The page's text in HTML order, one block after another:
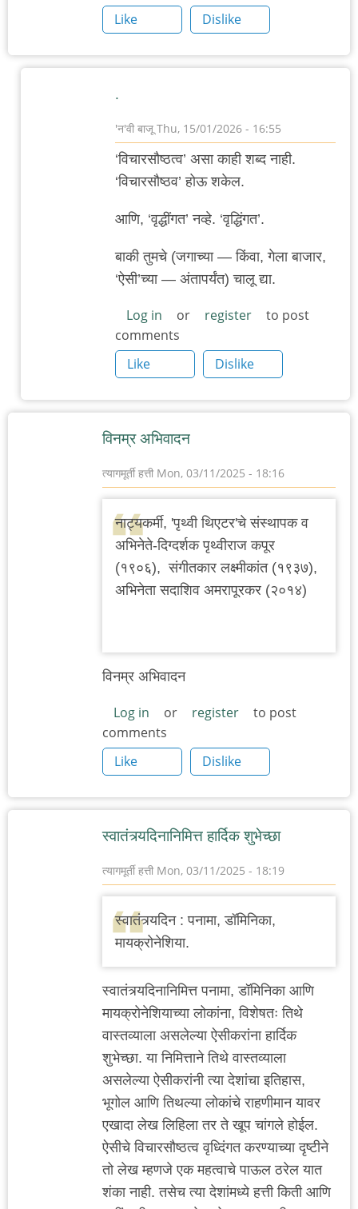
Like
Dislike
.
'न'वी बाजूThu, 15/01/2026 - 16:55
In
reply
वार्ताहरांविरुद्ध
माफ
न
दिवस
by
त्यागमूर्ती
‘विचारसौष्ठत्व’ असा काही शब्द नाही.
‘विचारसौष्ठव’ होऊ शकेल.
आणि, ‘वृद्धींगत’ नव्हे. ‘वृद्धिंगत’.
बाकी तुमचे (जगाच्या — किंवा, गेला बाजार,
‘ऐसी’च्या — अंतापर्यंत) चालू द्या.
Log in or register
to post
comments
Like
Dislike
विनम्र अभिवादन
त्यागमूर्ती हत्ती Mon, 03/11/2025 - 18:16
नाट्यकर्मी, 'पृथ्वी थिएटर'चे संस्थापक व
अभिनेते-दिग्दर्शक पृथ्वीराज कपूर
(१९०६), संगीतकार लक्ष्मीकांत (१९३७),
अभिनेता सदाशिव अमरापूरकर (२०१४)
विनम्र अभिवादन
Log in or register
to post
comments
Like
Dislike
स्वातंत्र्यदिनानिमित्त हार्दिक शुभेच्छा
त्यागमूर्ती हत्ती Mon, 03/11/2025 - 18:19
स्वातंत्र्यदिन : पनामा, डॉमिनिका,
मायक्रोनेशिया.
स्वातंत्र्यदिनानिमित्त पनामा, डॉमिनिका आणि
मायक्रोनेशियाच्या लोकांना, विशेषतः तिथे
वास्तव्याला असलेल्या ऐसीकरांना हार्दिक
शुभेच्छा. या निमित्ताने तिथे वास्तव्याला
असलेल्या ऐसीकरांनी त्या देशांचा इतिहास,
भूगोल आणि तिथल्या लोकांचे राहणीमान यावर
एखादा लेख लिहिला तर ते खूप चांगले होईल.
ऐसीचे विचारसौष्ठत्व वृध्दिंगत करण्याच्या दृष्टीने
तो लेख म्हणजे एक महत्वाचे पाऊल ठरेल यात
शंका नाही. तसेच त्या देशांमध्ये हत्ती किती आणि